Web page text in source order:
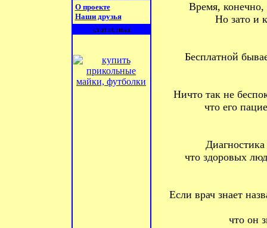
О проекте
Наши друзья
статистика
Время, конечно,
Но зато и
Бесплатной
Ничто так не
что его
Диагностика
что здоровых
Если врач знает
что он